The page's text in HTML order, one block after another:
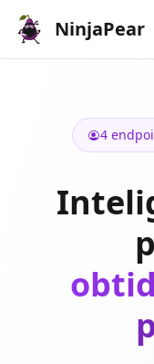
NinjaPear
4